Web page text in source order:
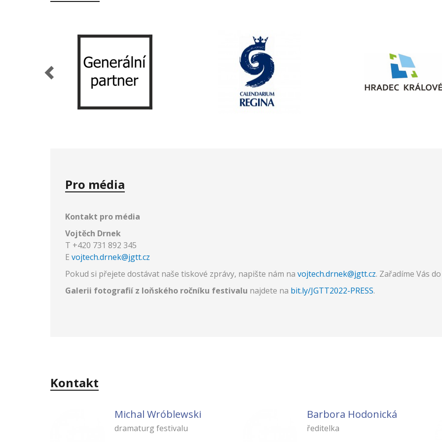
Pro média
Kontakt pro média
Vojtěch Drnek
T +420 731 892 345
E vojtech.drnek@jgtt.cz
Pokud si přejete dostávat naše tiskové zprávy, napište nám na vojtech.drnek@jgtt.cz. Zařadíme Vás
Galerii fotografií z loňského ročníku festivalu najdete na bit.ly/JGTT2022-PRESS.
Kontakt
Michal Wróblewski
dramaturg festivalu
Barbora Hodonická
ředitelka